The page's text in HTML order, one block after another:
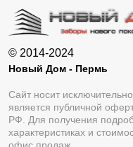
© 2014-2024
Новый Дом - Пермь
Сайт носит
является публичной
РФ. Для получения
характеристиках и